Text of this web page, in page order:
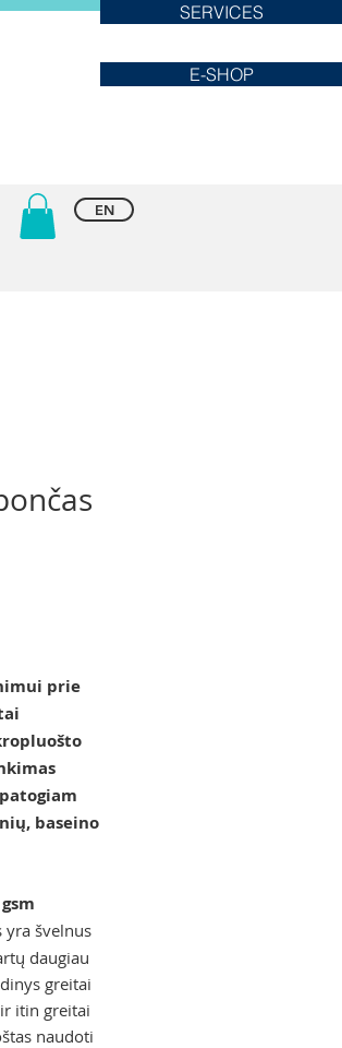
SERVICES
E-SHOP
EN
prie
baseino
yra švelnus
daugiau
greitai
itin greitai
naudoti